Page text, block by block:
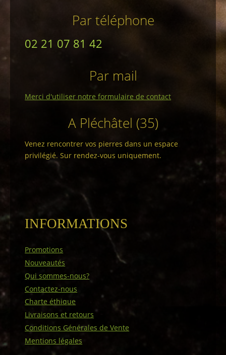
Par téléphone
02 21 07 81 42
Par mail
Merci d'utiliser notre formulaire de contact
A Pléchâtel (35)
Venez rencontrer vos pierres dans un espace
privilégié. Sur rendez-vous uniquement.
INFORMATIONS
Promotions
Nouveautés
Qui sommes-nous?
Contactez-nous
Charte éthique
Livraisons et retours
Conditions Générales de Vente
Mentions légales